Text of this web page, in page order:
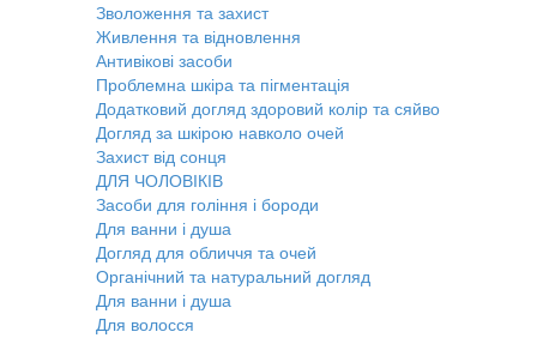
Зволоження та захист
Живлення та відновлення
Антивікові засоби
Проблемна шкіра та пігментація
Додатковий догляд здоровий колір та сяйво
Догляд за шкірою навколо очей
Захист від сонця
ДЛЯ ЧОЛОВІКІВ
Засоби для гоління і бороди
Для ванни і душа
Догляд для обличчя та очей
Органічний та натуральний догляд
Для ванни і душа
Для волосся